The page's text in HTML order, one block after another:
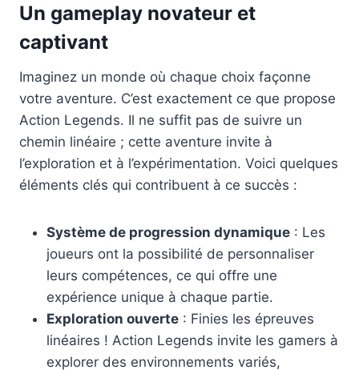
Un gameplay novateur et
captivant
Imaginez un monde où chaque choix façonne
votre aventure. C’est exactement ce que propose
Action Legends. Il ne suffit pas de suivre un
chemin linéaire ; cette aventure invite à
l’exploration et à l’expérimentation. Voici quelques
éléments clés qui contribuent à ce succès :
Système de progression dynamique : Les
joueurs ont la possibilité de personnaliser
leurs compétences, ce qui offre une
expérience unique à chaque partie.
Exploration ouverte : Finies les épreuves
linéaires ! Action Legends invite les gamers à
explorer des environnements variés,